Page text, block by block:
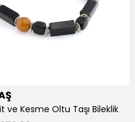
ve Kesme Oltu Taşı Bileklik